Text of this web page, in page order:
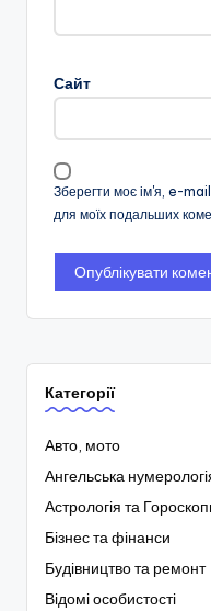
Сайт
Зберегти моє ім'я, e-
для моїх подальших
Категорії
Авто, мото
Ангельська
Астрологія та
Бізнес та фінанси
Будівництво та ремонт
Відомі особистості